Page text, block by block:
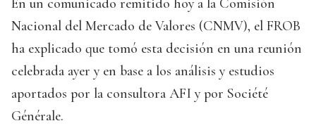
En un comunicado remitido hoy a la Comisión
Nacional del Mercado de Valores (CNMV), el FROB
ha explicado que tomó esta decisión en una reunión
celebrada ayer y en base a los análisis y estudios
aportados por la consultora AFI y por Société
Générale.